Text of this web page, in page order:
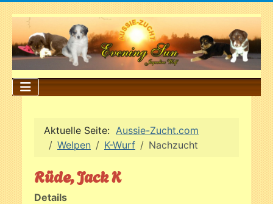
Aktuelle Seite: Aussie-Zucht.com
Welpen
K-Wurf Nachzucht
Rüde, Jack K
Details